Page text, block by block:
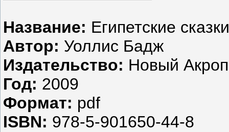
Название: Египетские
Автор: Уоллис Бадж
Издательство: Новый
Год: 2009
Формат: pdf
ISBN: 978-5-901650-44-8